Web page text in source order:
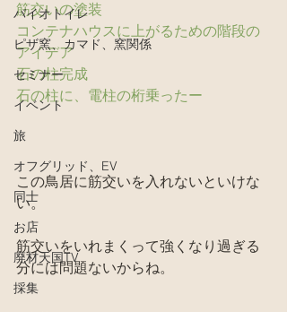
バイオトイレ
ピザ窯、カマド、窯関係
セミナー
イベント
旅
オフグリッド、EV
同士
お店
廃材天国TV
採集
筋交いの塗装
コンテナハウスに上がるための階段の
アイデア
石の柱完成
石の柱に、電柱の桁乗ったー
この鳥居に筋交いを入れないといけな
い。
筋交いをいれまくって強くなり過ぎる
分には問題ないからね。